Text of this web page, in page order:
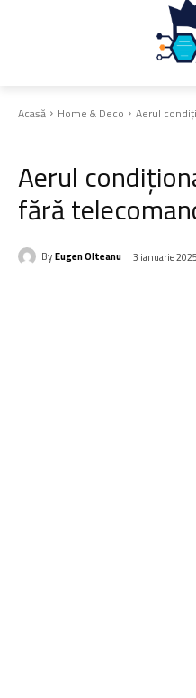
Acasă Home & Deco Aerul
Aerul
fără
ByEugen Olteanu 3 ianuarie 2025